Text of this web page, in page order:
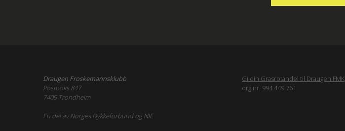
Draugen Froskemannsklubb
Postboks 847
7409 Trondheim
En del avNorges DykkeforbundogNIF
Gi din Grasrotandel til Draugen FMK
org.nr. 994 449 761